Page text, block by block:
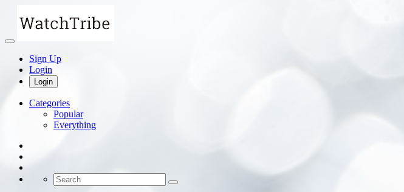
Sign Up
Login
Login
Categories
Popular
Everything